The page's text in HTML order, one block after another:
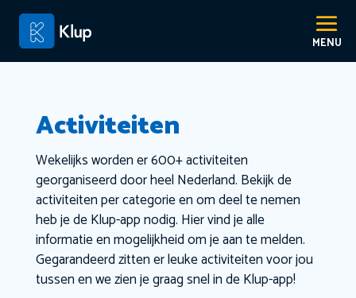
Activiteiten
Wekelijks worden er 600+ activiteiten
georganiseerd door heel Nederland. Bekijk de
activiteiten per categorie en om deel te nemen
heb je de Klup-app nodig. Hier vind je alle
informatie en mogelijkheid om je aan te melden.
Gegarandeerd zitten er leuke activiteiten voor jou
tussen en we zien je graag snel in de Klup-app!